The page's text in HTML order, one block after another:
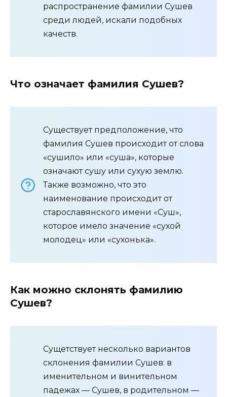
распространение фамилии Сушев
среди людей, искали подобных
качеств.
Что означает фамилия Сушев?
Существует предположение, что
фамилия Сушев происходит от слова
«сушило» или «суша», которые
означают сушу или сухую землю.
Также возможно, что это
наименование происходит от
старославянского имени «Суш»,
которое имело значение «сухой
молодец» или «сухонька».
Как можно склонять фамилию
Сушев?
Сущетствует несколько вариантов
склонения фамилии Сушев: в
именительном и винительном
падежах — Сушев, в родительном —